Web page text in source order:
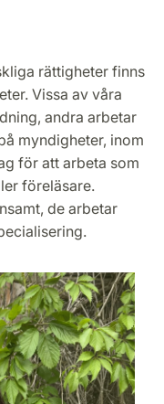
rättigheter finns
Vissa av våra
andra arbetar
myndigheter, inom
för att arbeta som
föreläsare.
de arbetar